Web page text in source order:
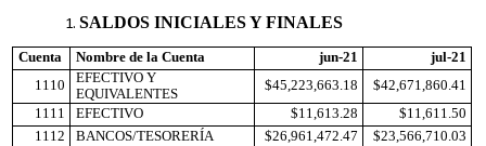
SALDOS INICIALES Y FINALES
Cuenta Nombre de la Cuenta jun-21
jul-21
1110
EFECTIVO Y
EQUIVALENTES
$45,223,663.18
$42,671,860.41
1111
EFECTIVO $11,613.28
$11,611.50
1112
BANCOS/TESORERÍA $26,961,472.47
$23,566,710.03